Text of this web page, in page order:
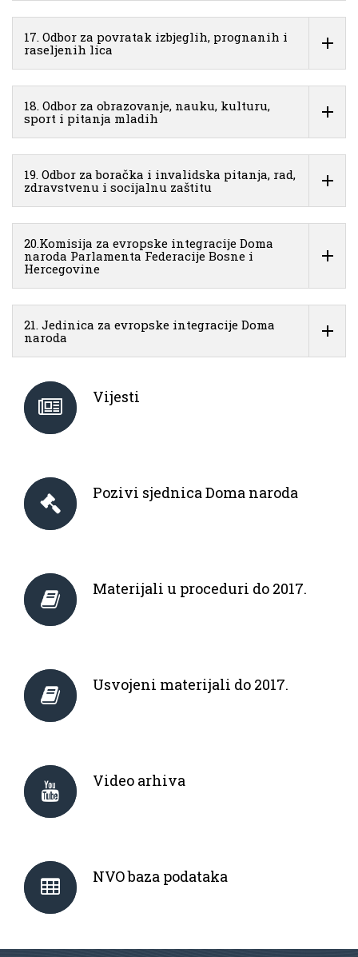
17. Odbor za povratak izbjeglih, prognanih i
raseljenih lica
18. Odbor za obrazovanje, nauku, kulturu,
sport i pitanja mladih
19. Odbor za boračka i invalidska pitanja, rad,
zdravstvenu i socijalnu zaštitu
20.Komisija za evropske integracije Doma
naroda Parlamenta Federacije Bosne i
Hercegovine
21. Jedinica za evropske integracije Doma
naroda
Vijesti
Pozivi sjednica Doma naroda
Materijali u proceduri do 2017.
Usvojeni materijali do 2017.
Video arhiva
NVO baza podataka